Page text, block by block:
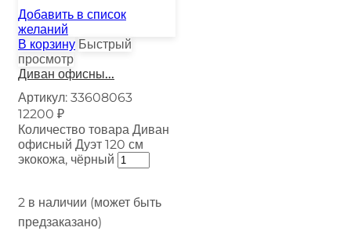
Добавить в список
желаний
В корзину Быстрый
просмотр
Диван офисны...
Артикул: 33608063
12200 ₽
Количество товара Диван
офисный Дуэт 120 см
экокожа, чёрный
2 в наличии (может быть
предзаказано)